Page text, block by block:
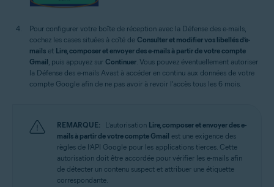
Pour configurer votre boîte de réception avec la Défense des e-mails,
cochez les cases situées à côté de Consulter et modifier vos libellés d’e-
mails et Lire, composer et envoyer des e-mails à partir de votre compte
Gmail, puis appuyez sur Continuer. Vous pouvez éventuellement autoriser
la Défense des e-mails Avast à accéder en continu aux données de votre
compte Google afin de ne pas avoir à revoir l'accès tous les 6 mois.
REMARQUE: L’autorisation Lire, composer et envoyer des e-
mails à partir de votre compte Gmail est une exigence des
règles de l’API Google pour les applications tierces. Cette
autorisation doit être accordée pour vérifier les e-mails afin
de détecter un contenu suspect et attribuer une étiquette
correspondante.